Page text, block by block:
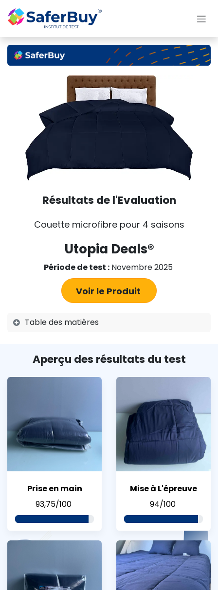
Résultats de l'Evaluation
Couette microfibre pour 4 saisons
Utopia Deals®
Période de test :Novembre 2025
Voir le Produit
Table des matières
Aperçu des résultats du test
Prise en main
93,75/100
Mise à L'épreuve
94/100